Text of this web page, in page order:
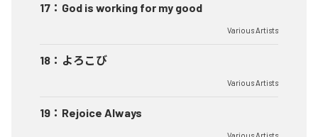
17 ： God is working for my good
Various Artists
18 ： よろこび
Various Artists
19 ： Rejoice Always